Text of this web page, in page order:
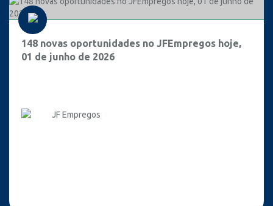
148 novas oportunidades no JFEmpregos hoje,
01 de junho de 2026
JF Empregos